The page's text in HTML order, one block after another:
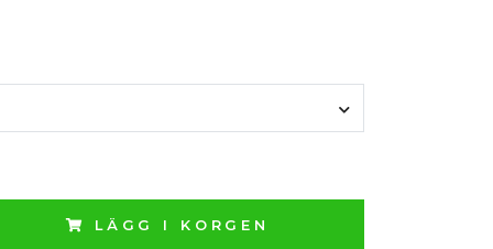
LÄGG I KORGEN